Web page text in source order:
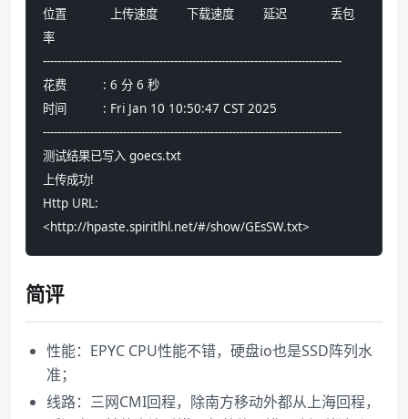
位置            上传速度        下载速度        延迟            丢包
率
----------------------------------------------------------------------------------
花费          : 6 分 6 秒
时间          : Fri Jan 10 10:50:47 CST 2025
----------------------------------------------------------------------------------
测试结果已写入 goecs.txt
上传成功!
Http URL:
<http://hpaste.spiritlhl.net/#/show/GEsSW.txt>
简评
性能：EPYC CPU性能不错，硬盘io也是SSD阵列水
准；
线路：三网CMI回程，除南方移动外都从上海回程，